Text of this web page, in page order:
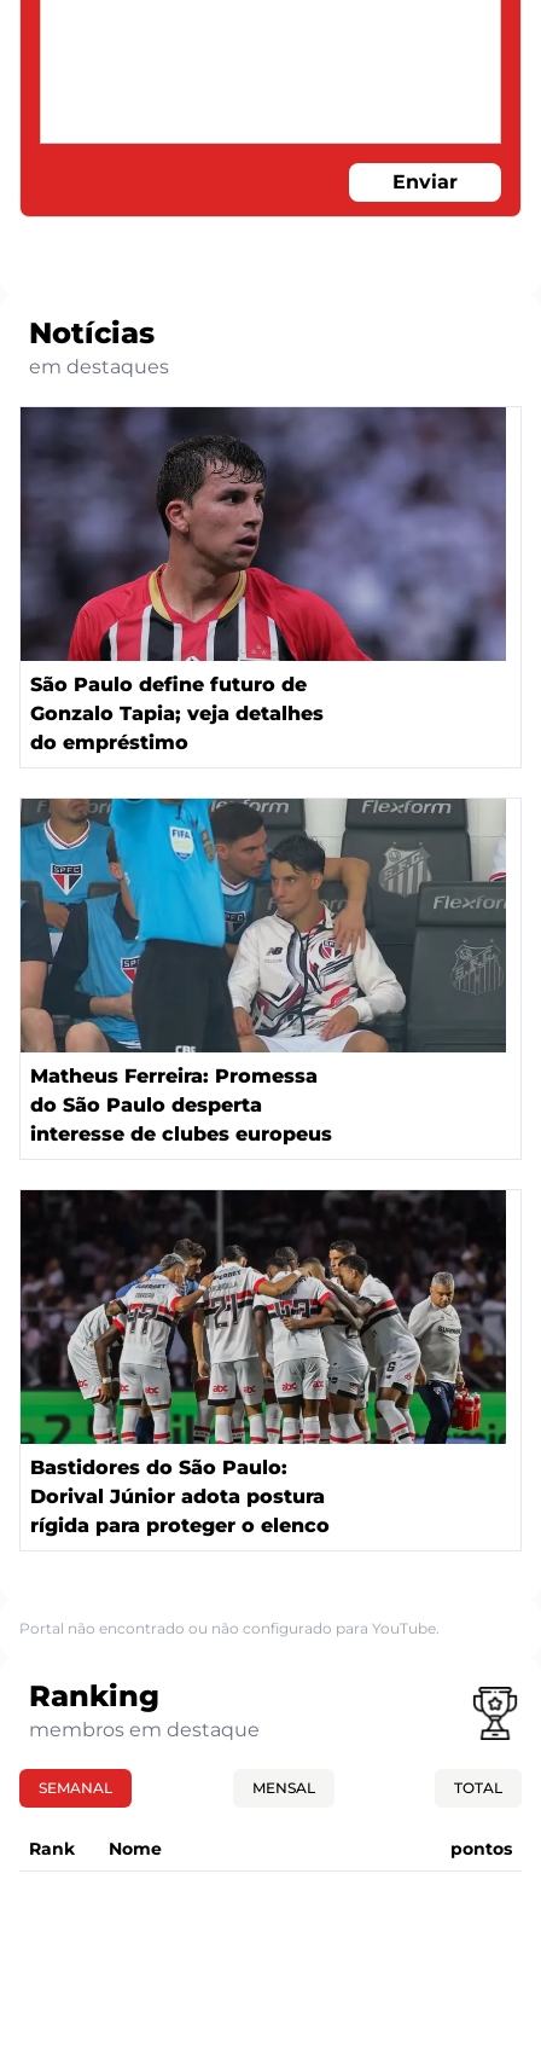
Enviar
Notícias
em destaques
São Paulo define futuro de
Gonzalo Tapia; veja detalhes
do empréstimo
Matheus Ferreira: Promessa
do São Paulo desperta
interesse de clubes europeus
Bastidores do São Paulo:
Dorival Júnior adota postura
rígida para proteger o elenco
Portal não encontrado ou não configurado para YouTube.
Ranking
membros em destaque
SEMANAL MENSAL TOTAL
Rank Nome pontos